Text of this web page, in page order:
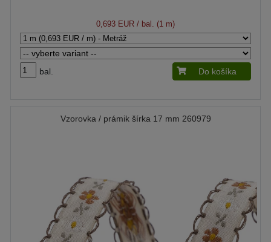
0,693 EUR / bal. (1 m)
bal. Do košíka
Vzorovka / prámik šírka 17 mm 260979